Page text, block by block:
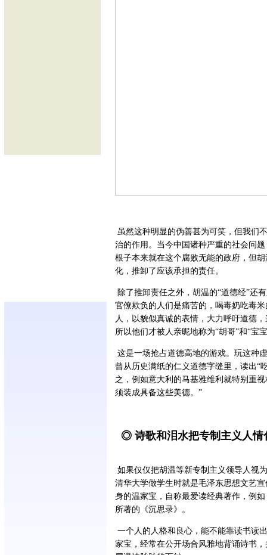
虽然这种明显的伪善甚为可笑，但我们
治的作用。当今中国诸种严重的社会问
根子本来就在这个腐败无能的政府，但
化，推卸了应该承担的责任。
除了推卸责任之外，胡温的“道德经”还
官僚欺负的人们是痛苦的，喝毒奶吃毒
人，以貌似真诚的表情，大力呼吁道德
所以他们才被人亲昵地称为“胡哥”和“宝
这是一场抢占道德高地的游戏。玩这种
曾从历史满纸的仁义道德字缝里，读出“
之，例如意大利的马基雅维利就特别重
须装成具备这些美德。”
◎ 诗歌和泪水把专制主义人情
如果仅仅把胡温等新专制主义领导人视
清华大学做学生时就是毛泽东思想文艺
身的温家宝，自称最爱读经典著作，例
所著的《沉思录》。
一个人的人格和良心，能不能靠读书读
家宝，经常在公开场合风雅地背诵诗书